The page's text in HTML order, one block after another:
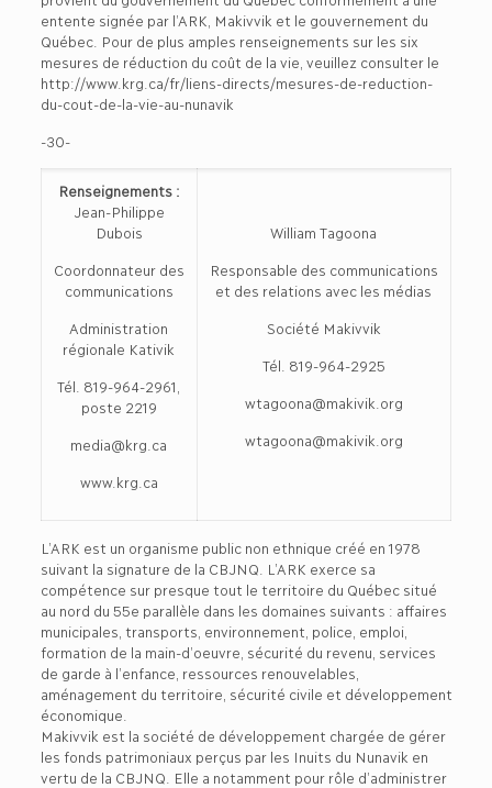
entente signée par l’ARK, Makivvik et le gouvernement du
Québec. Pour de plus amples renseignements sur les six
mesures de réduction du coût de la vie, veuillez consulter le
http://www.krg.ca/fr/liens-directs/mesures-de-reduction-
du-cout-de-la-vie-au-nunavik
-30-
Renseignements :
Jean-Philippe
Dubois
Coordonnateur des
communications
Administration
régionale Kativik
Tél. 819-964-2961,
poste 2219
media@krg.ca
www.krg.ca
William Tagoona
Responsable des communications
et des relations avec les médias
Société Makivvik
Tél. 819-964-2925
wtagoona@makivik.org
wtagoona@makivik.org
L’ARK est un organisme public non ethnique créé en 1978
suivant la signature de la CBJNQ. L’ARK exerce sa
compétence sur presque tout le territoire du Québec situé
au nord du 55e parallèle dans les domaines suivants : affaires
municipales, transports, environnement, police, emploi,
formation de la main-d’oeuvre, sécurité du revenu, services
de garde à l’enfance, ressources renouvelables,
aménagement du territoire, sécurité civile et développement
économique.
Makivvik est la société de développement chargée de gérer
les fonds patrimoniaux perçus par les Inuits du Nunavik en
vertu de la CBJNQ. Elle a notamment pour rôle d’administrer